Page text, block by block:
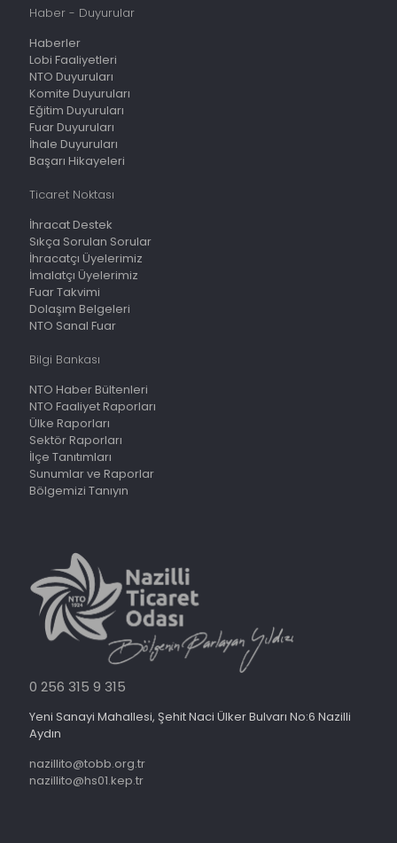
Haber - Duyurular
Haberler
Lobi Faaliyetleri
NTO Duyuruları
Komite Duyuruları
Eğitim Duyuruları
Fuar Duyuruları
İhale Duyuruları
Başarı Hikayeleri
Ticaret Noktası
İhracat Destek
Sıkça Sorulan Sorular
İhracatçı Üyelerimiz
İmalatçı Üyelerimiz
Fuar Takvimi
Dolaşım Belgeleri
NTO Sanal Fuar
Bilgi Bankası
NTO Haber Bültenleri
NTO Faaliyet Raporları
Ülke Raporları
Sektör Raporları
İlçe Tanıtımları
Sunumlar ve Raporlar
Bölgemizi Tanıyın
0 256 315 9 315
Yeni Sanayi Mahallesi, Şehit Naci Ülker Bulvarı No:6 Nazilli
Aydın
nazillito@tobb.org.tr
nazillito@hs01.kep.tr